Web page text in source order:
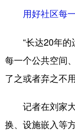
用好社区每
“长达20年的
每一个公共空间
了之或者弃之不
记者在刘家大
换、设施嵌入等